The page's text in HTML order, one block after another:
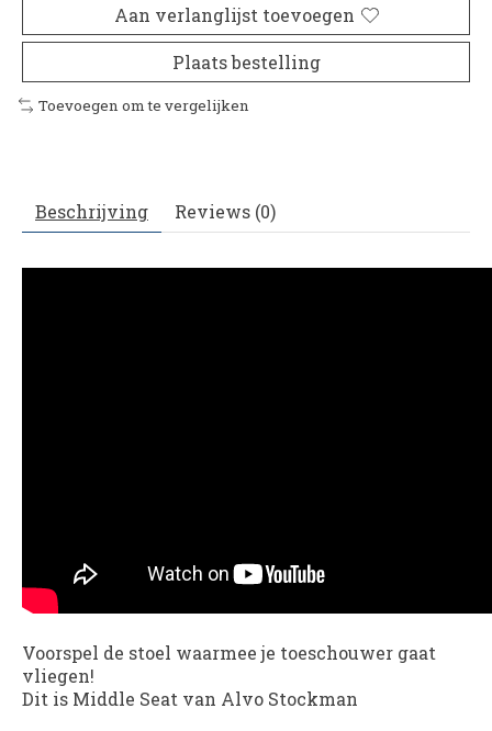
Aan verlanglijst toevoegen
Plaats bestelling
Toevoegen om te vergelijken
Beschrijving Reviews (0)
Voorspel de stoel waarmee je toeschouwer gaat
vliegen!
Dit is Middle Seat van Alvo Stockman